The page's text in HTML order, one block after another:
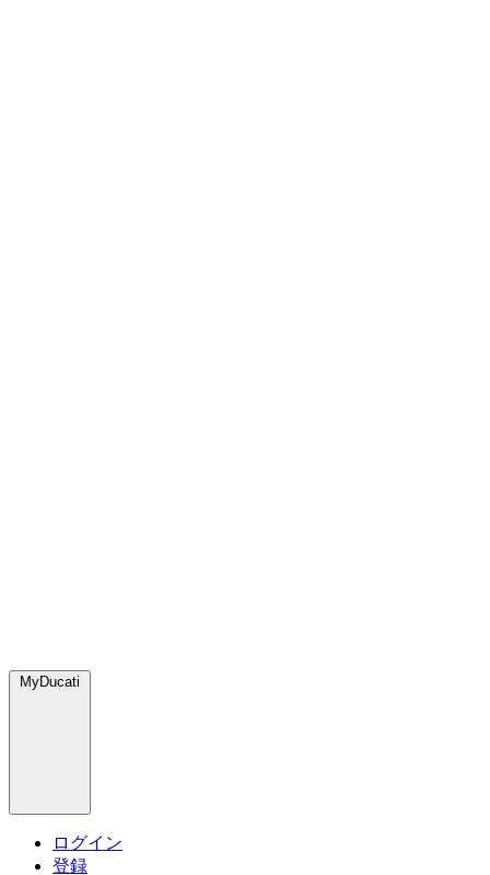
MyDucati
ログイン
登録